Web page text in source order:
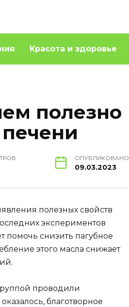
Красота и здоровье
полезно
ОПУБЛИКОВАНО
09.03.2023
полезных свойств
экспериментов
помочь снизить пагубное
этого масла снижает
проводили
благотворное